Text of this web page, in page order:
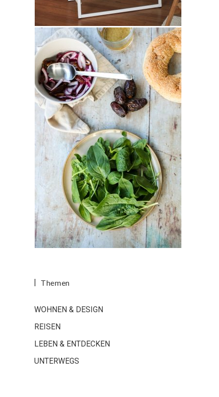
Themen
WOHNEN & DESIGN
REISEN
LEBEN & ENTDECKEN
UNTERWEGS